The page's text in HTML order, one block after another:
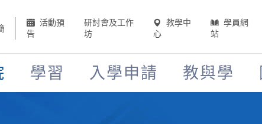
活動預
告
研討會及工作
坊
教學中
心
學員網
站
學習 入學申請 教與學